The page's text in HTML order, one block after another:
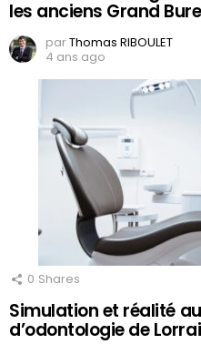
les anciens Grand
parThomas RIBOULET
4 ans ago
0 Shares
Simulation et réalité
d’odontologie de